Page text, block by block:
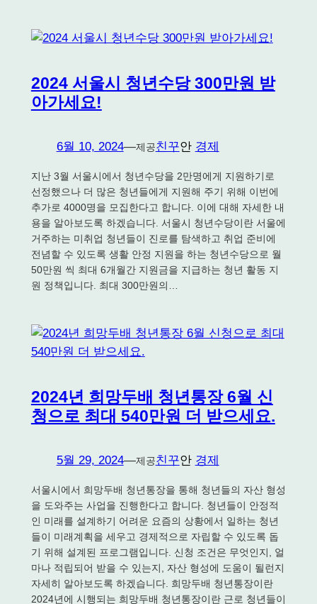
2024 서울시 청년수당 300만원 받
아가세요!
6월 10, 2024—제공친꾸안 경제
지난 3월 서울시에서 청년수당을 2만명에게 지원하기로
선정했으나 더 많은 청년들에게 지원해 주기 위해 이번에
추가로 4000명을 모집한다고 합니다. 이에 대해 자세한 내
용을 알아보도록 하겠습니다. 서울시 청년수당이란 서울에
거주하는 미취업 청년들이 진로를 탐색하고 취업 준비에
전념할 수 있도록 생활 안정 지원을 하는 청년수당으로 월
50만원 씩 최대 6개월간 지원금을 지급하는 청년 활동 지
원 정책입니다. 최대 300만원의…
2024년 희망두배 청년통장 6월 신
청으로 최대 540만원 더 받으세요.
5월 29, 2024—제공친꾸안 경제
서울시에서 희망두배 청년통장을 통해 청년들의 자산 형성
을 도와주는 사업을 진행한다고 합니다. 청년들이 안정적
인 미래를 설계하기 어려운 요즘의 상황에서 일하는 청년
들이 미래계획을 세우고 경제적으로 자립할 수 있도록 돕
기 위해 설계된 프로그램입니다. 신청 조건은 무엇인지, 얼
마나 적립되어 받을 수 있는지, 자산 형성에 도움이 될런지
자세히 알아보도록 하겠습니다. 희망두배 청년통장이란
2024년에 시행되는 희망두배 청년통장이란 근로 청년들이